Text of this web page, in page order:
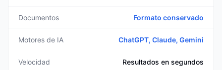
Documentos Formato conservado
Motores de IA ChatGPT, Claude, Gemini
Velocidad Resultados en segundos